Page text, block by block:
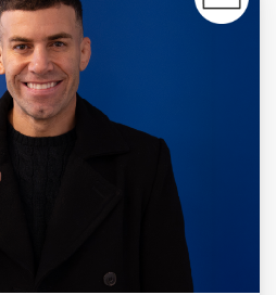
con destacada
Gastón
representa Uruguay
disciplina y un
constante.